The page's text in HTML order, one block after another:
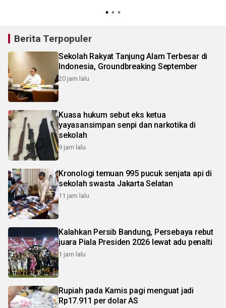
Berita Terpopuler
Sekolah Rakyat Tanjung Alam Terbesar di
Indonesia, Groundbreaking September
20 jam lalu
Kuasa hukum sebut eks ketua
yayasansimpan senpi dan narkotika di
sekolah
9 jam lalu
Kronologi temuan 995 pucuk senjata api di
sekolah swasta Jakarta Selatan
11 jam lalu
Kalahkan Persib Bandung, Persebaya rebut
juara Piala Presiden 2026 lewat adu penalti
1 jam lalu
Rupiah pada Kamis pagi menguat jadi
Rp17.911 per dolar AS